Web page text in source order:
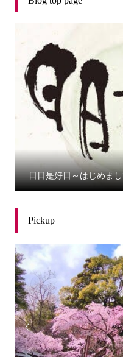
日日是好日～はじめま
Pickup
